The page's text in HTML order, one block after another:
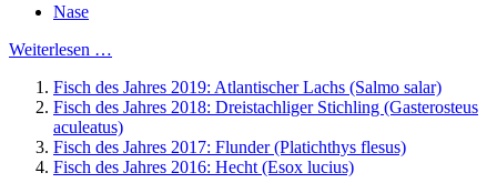
Nase
Weiterlesen …
Fisch des Jahres 2019: Atlantischer Lachs (Salmo salar)
Fisch des Jahres 2018: Dreistachliger Stichling (Gasterosteus
aculeatus)
Fisch des Jahres 2017: Flunder (Platichthys flesus)
Fisch des Jahres 2016: Hecht (Esox lucius)